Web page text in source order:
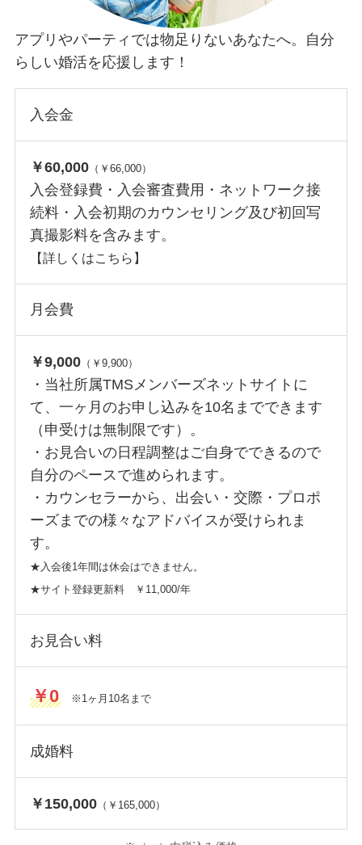
アプリやパーティでは物足りないあなたへ。自分
らしい婚活を応援します！
入会金
￥60,000（￥66,000）
入会登録費・入会審査費用・ネットワーク接
続料・入会初期のカウンセリング及び初回写
真撮影料を含みます。
【詳しくはこちら】
月会費
￥9,000（￥9,900）
・当社所属TMSメンバーズネットサイトに
て、一ヶ月のお申し込みを10名までできます
（申受けは無制限です）。
・お見合いの日程調整はご自身でできるので
自分のペースで進められます。
・カウンセラーから、出会い・交際・プロポ
ーズまでの様々なアドバイスが受けられま
す。
★入会後1年間は休会はできません。
★サイト登録更新料 ￥11,000/年
お見合い料
￥0 ※1ヶ月10名まで
成婚料
￥150,000（￥165,000）